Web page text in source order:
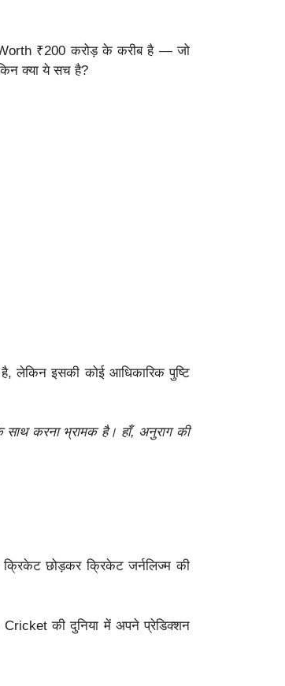
Worth ₹200 करोड़ के करीब है — जो
क्या ये सच है?
लेकिन इसकी कोई आधिकारिक पुष्टि
साथ करना भ्रामक है। हाँ, अनुराग की
छोड़कर क्रिकेट जर्नलिज्म की
की दुनिया में अपने प्रेडिक्शन